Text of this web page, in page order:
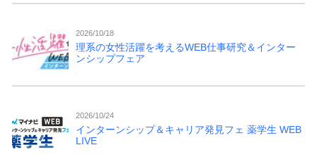
2026/10/18
理系の女性活躍を考えるWEB仕事研究＆インター
ンシップフェア
2026/10/24
インターンシップ＆キャリア発見フェ 薬学生 WEB
LIVE